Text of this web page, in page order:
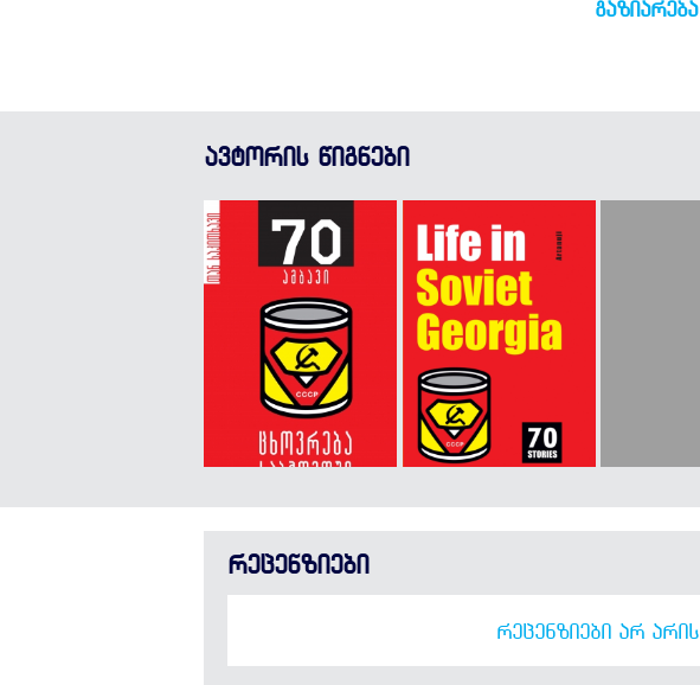
ᲒᲐᲖᲘᲐᲠᲔᲑᲐ
ავტორის წიგნები
რეცენზიები
ᲠᲔᲪᲔᲜᲖᲘᲔᲑᲘ ᲐᲠ ᲐᲠᲘᲡ